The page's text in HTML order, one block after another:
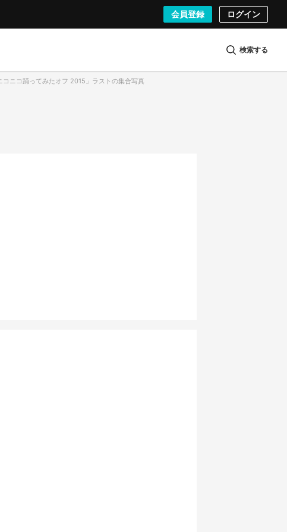
会員登録 ログイン
検索する
コニコ踊ってみたオフ 2015」ラストの集合写真